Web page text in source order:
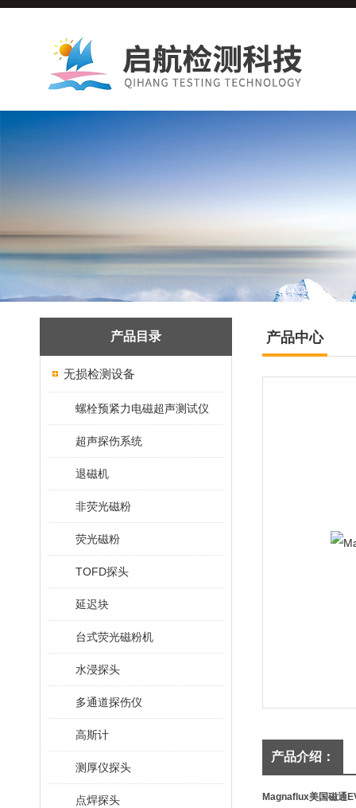
产品目录
无损检测设备
螺栓预紧力电磁超声测试仪
超声探伤系统
退磁机
非荧光磁粉
荧光磁粉
TOFD探头
延迟块
台式荧光磁粉机
水浸探头
多通道探伤仪
高斯计
测厚仪探头
点焊探头
产品中心
产品介绍：
Magnaflux美国磁通